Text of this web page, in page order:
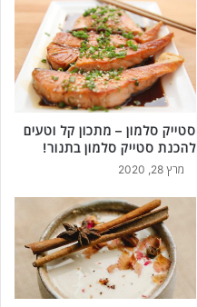
סטייק סלמון – מתכון קל וטעים
להכנת סטייק סלמון בתנור!
מרץ 28, 2020